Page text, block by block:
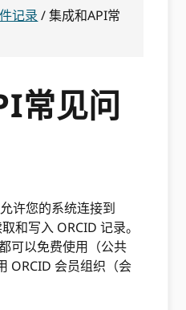
记录 /集成和API常
常见问
许您的系统连接到
和写入 ORCID 记录。
可以免费使用（公共
ORCID 会员组织（会